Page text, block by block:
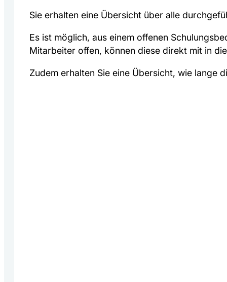
Sie erhalten eine Übersicht über alle
Es ist möglich, aus einem offenen
Mitarbeiter offen, können diese direkt mit in
Zudem erhalten Sie eine Übersicht, wie lange